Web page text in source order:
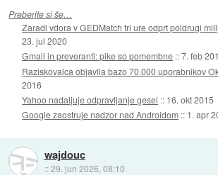
Preberite si še…
Zaradi vdora v GEDMatch tri ure odprt poldrugi
23. jul 2020
Gmail in preveranti: pike so pomembne ::7. feb
Raziskovalca objavila bazo 70.000 uporabnikov
2016
Yahoo nadaljuje odpravljanje gesel :: 16. okt 2015
Google zaostruje nadzor nad Androidom :: 1. apr
wajdouc
::29. jun 2026, 08:10